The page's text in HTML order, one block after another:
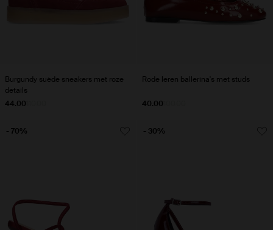
Burgundy suède sneakers met roze
details
44.00
Rode leren ballerina's met studs
40.00
- 70% - 30%